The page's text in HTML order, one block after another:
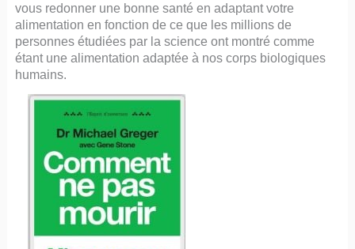
vous redonner une bonne santé en adaptant votre
alimentation en fonction de ce que les millions de
personnes étudiées par la science ont montré comme
étant une alimentation adaptée à nos corps biologiques
humains.